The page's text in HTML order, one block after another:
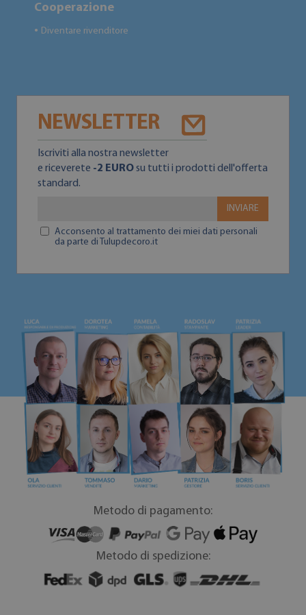
Cooperazione
● Diventare rivenditore
NEWSLETTER
Iscriviti alla nostra newsletter
e riceverete -2 EUROsu tutti i prodotti dell'offerta
standard.
INVIARE
Acconsento al trattamento dei miei dati personali
da parte di Tulupdecoro.it
Metodo di pagamento:
Metodo di spedizione: